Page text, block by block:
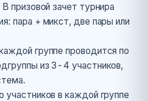
призовой зачет турнира
пара + микст, две пары или
группе проводится по
из 3-4 участников,
участников в каждой группе